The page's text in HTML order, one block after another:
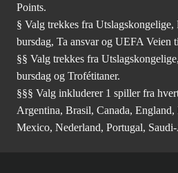
Points.
§ Valg trekkes fra
bursdag, Ta ansvar og UEFA Veien
§§ Valg trekkes fra
bursdag og Trofétitaner.
§§§ Valg inkluderer 1 spiller fra
Argentina, Brasil, Canada,
Mexico, Nederland, Portugal,